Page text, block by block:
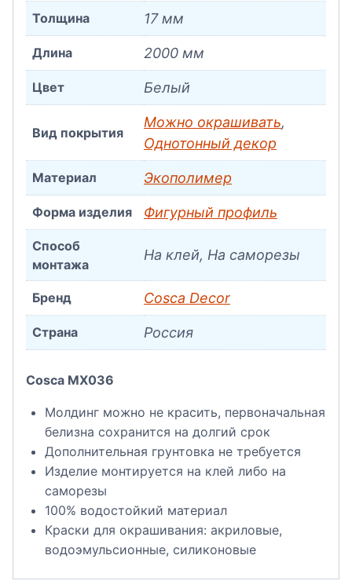
Толщина 17 мм
Длина 2000 мм
Цвет Белый
Вид покрытия
Можно окрашивать,
Однотонный декор
Материал Экополимер
Форма изделия Фигурный профиль
Способ
монтажа
На клей, На саморезы
Бренд Cosca Decor
Страна Россия
Cosca MX036
Молдинг можно не красить, первоначальная
белизна сохранится на долгий срок
Дополнительная грунтовка не требуется
Изделие монтируется на клей либо на
саморезы
100% водостойкий материал
Краски для окрашивания: акриловые,
водоэмульсионные, силиконовые